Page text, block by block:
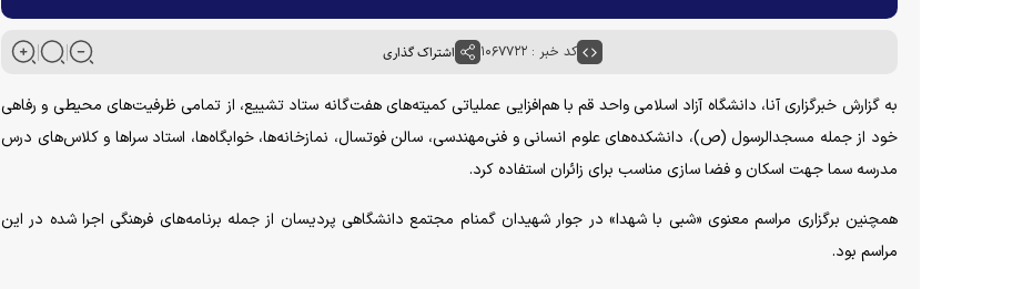
کد خبر : ۱۰۶۷۷۲۲ اشتراک گذاری
به گزارش خبرگزاری آنا، دانشگاه آزاد اسلامی واحد قم با هم‌افزایی عملیاتی کمیته‌های هفت‌گانه ستاد تشییع، از تمامی ظرفیت‌های محیطی و رفاهی
خود از جمله مسجدالرسول (ص)، دانشکده‌های علوم انسانی و فنی‌مهندسی، سالن فوتسال، نمازخانه‌ها، خوابگاه‌ها، استاد سرا‌ها و کلاس‌های درس
مدرسه سما جهت اسکان و فضا سازی مناسب برای زائران استفاده کرد.
همچنین برگزاری مراسم معنوی «شبی با شهدا» در جوار شهیدان گمنام مجتمع دانشگاهی پردیسان از جمله برنامه‌های فرهنگی اجرا شده در این
مراسم بود.